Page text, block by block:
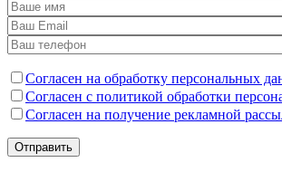
Согласен на обработку персональных
Согласен с политикой обработки
Согласен на получение рекламной
Отправить